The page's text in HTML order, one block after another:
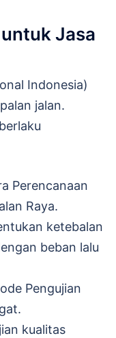
Jasa
Indonesia)
jalan.
Perencanaan
Raya.
ketebalan
beban lalu
Pengujian
kualitas